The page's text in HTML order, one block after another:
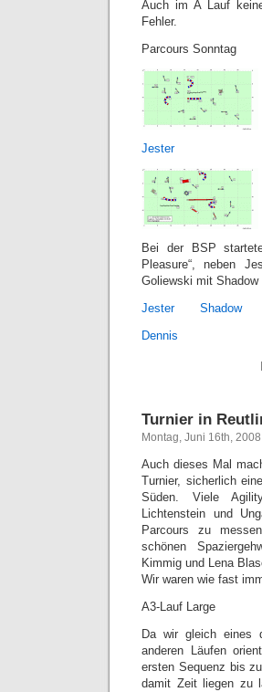
Auch im A Lauf
Fehler.
Parcours Sonntag
Jester
Bei der BSP
Pleasure“, neben
Goliewski mit
Jester
Shadow
Dennis
Turnier in
Montag, Juni 16th, 2008
Auch dieses Mal
Turnier, sicherlich
Süden. Viele
Lichtenstein und
Parcours zu
schönen
Kimmig und Lena
Wir waren wie fast
A3-Lauf Large
Da wir gleich eines
anderen Läufen
ersten Sequenz bis
damit Zeit liegen zu